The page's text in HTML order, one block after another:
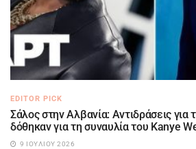
EDITOR PICK
Σάλος στην Αλβανία: Αντιδράσεις
δόθηκαν για τη συναυλία του Kanye
9 ΙΟΥΛΊΟΥ 2026